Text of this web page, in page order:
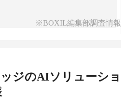
※BOXIL編集部調査情報
ジのAIソリューショ